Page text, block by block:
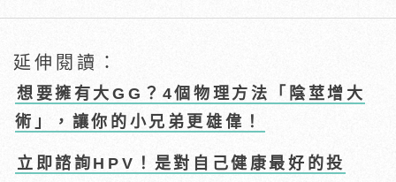
延伸閱讀：
想要擁有大GG？4個物理方法「陰莖增大
術」，讓你的小兄弟更雄偉！
立即諮詢HPV！是對自己健康最好的投